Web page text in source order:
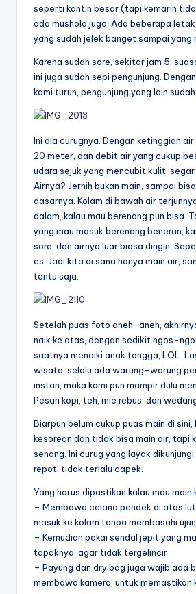
seperti kantin besar (tapi kemarin
ada mushola juga. Ada beberapa
yang sudah jelek banget sampai yang
Karena sudah sore, sekitar jam 5,
ini juga sudah sepi pengunjung.
kami turun, pengunjung yang lain
Ini dia curugnya. Dengan ketinggian
20 meter, dan debit air yang cukup
udara sejuk yang mencubit kulit, segar
Airnya? Jernih bukan main, sampai
dasarnya. Kolam di bawah air
dalam, kalau mau berenang pun bisa.
yang mau masuk berenang beneran,
sore, dan airnya luar biasa dingin.
es. Jadi kita di sana hanya main air,
tentu saja.
Setelah puas foto aneh-aneh,
naik ke atas, dengan sedikit ngos-
saatnya menaiki anak tangga, LOL.
wisata, selalu ada warung-warung
instan, maka kami pun mampir dulu
Pesan kopi, teh, mie rebus, dan
Biarpun belum cukup puas main di sini,
kesorean dan tidak bisa main air, tapi
senang. Ini curug yang layak
repot, tidak terlalu capek.
Yang harus dipastikan kalau mau main
– Membawa celana pendek di atas
masuk ke kolam tanpa membasahi
– Kemudian pakai sendal jepit yang
tapaknya, agar tidak tergelincir
– Payung dan dry bag juga wajib ada
membawa kamera, untuk memastikan